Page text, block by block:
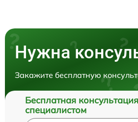
Нужна
Закажите бесплатную
Бесплатная
специалистом